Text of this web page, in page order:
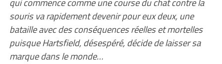
souris va rapidement devenir pour eux deux, une
bataille avec des conséquences réelles et mortelles
puisque Hartsfield, désespéré, décide de laisser sa
marque dans le monde…